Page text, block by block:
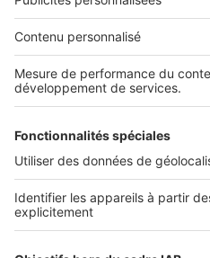
NOS APPLICATIONS
Découvrez nos applications
Tous nos services pro
Accès client
À DÉCOUVRIR
Annuaire des professionnels